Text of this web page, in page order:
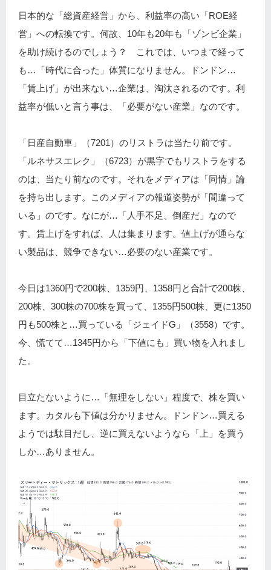
日本的な「総資産経営」から、利益率の高い「ROE経
営」への転換です。何故、10年も20年も「ゾンビ企業」
を助け続けるのでしょう？ これでは、いつまで経って
も…「時代に合った」体質になりません。ドンドン…
「賃上げ」が出来ない…企業は、淘汰されるのです。利
益率が低いと言う事は、「必要がない産業」なのです。
「日産自動車」（7201）のリストラは当たり前です。
「ルネサスエレク」（6723）が黒字でもリストラをする
のは、当たり前なのです。それをメディアは「同情」論
を持ち出します。このメディアの報道姿勢が「間違って
いる」のです。なにが…「人手不足、倒産だ」なので
す。賃上げをすれば、人は集まります。値上げが通らな
い製品は、競争できない…必要のない産業です。
今日は1360円で200株、1359円、1358円と合計で200株、
200株、300株の700株を買って、1355円500株、更に1350
円も500株と…買っている「ジェイドG」（3558）です。
今、慌てて…1345円から「下値にも」買い物を入れまし
た。
目立たないように…「無理をしない」程度で、株を買い
ます。カタルも下値は分かりません。ドンドン…買える
ようでは駄目だし、逆に買えないようなら「上」を買う
しか…ありません。